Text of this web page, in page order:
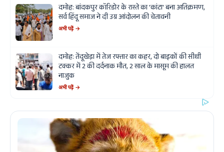
दमोह: बांदकपुर कॉरिडोर के रास्ते का 'कांटा' बना अतिक्रमण,
सर्व हिंदू समाज ने दी उग्र आंदोलन की चेतावनी
अभी पढ़ें →
दमोह: तेंदूखेड़ा में तेज रफ्तार का कहर, दो बाइकों की सीधी
टक्कर में 2 की दर्दनाक मौत, 2 साल के मासूम की हालत
नाजुक
अभी पढ़ें →